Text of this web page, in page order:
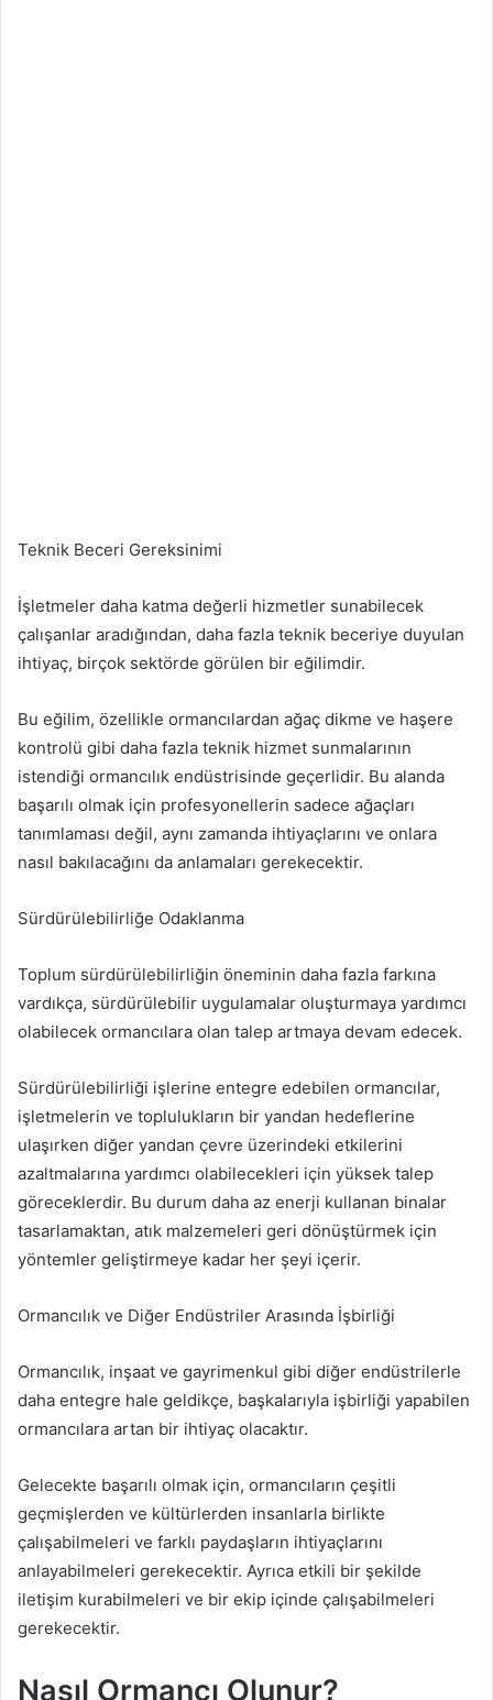
Teknik Beceri Gereksinimi
İşletmeler daha katma değerli hizmetler sunabilecek
çalışanlar aradığından, daha fazla teknik beceriye duyulan
ihtiyaç, birçok sektörde görülen bir eğilimdir.
Bu eğilim, özellikle ormancılardan ağaç dikme ve haşere
kontrolü gibi daha fazla teknik hizmet sunmalarının
istendiği ormancılık endüstrisinde geçerlidir. Bu alanda
başarılı olmak için profesyonellerin sadece ağaçları
tanımlaması değil, aynı zamanda ihtiyaçlarını ve onlara
nasıl bakılacağını da anlamaları gerekecektir.
Sürdürülebilirliğe Odaklanma
Toplum sürdürülebilirliğin öneminin daha fazla farkına
vardıkça, sürdürülebilir uygulamalar oluşturmaya yardımcı
olabilecek ormancılara olan talep artmaya devam edecek.
Sürdürülebilirliği işlerine entegre edebilen ormancılar,
işletmelerin ve toplulukların bir yandan hedeflerine
ulaşırken diğer yandan çevre üzerindeki etkilerini
azaltmalarına yardımcı olabilecekleri için yüksek talep
göreceklerdir. Bu durum daha az enerji kullanan binalar
tasarlamaktan, atık malzemeleri geri dönüştürmek için
yöntemler geliştirmeye kadar her şeyi içerir.
Ormancılık ve Diğer Endüstriler Arasında İşbirliği
Ormancılık, inşaat ve gayrimenkul gibi diğer endüstrilerle
daha entegre hale geldikçe, başkalarıyla işbirliği yapabilen
ormancılara artan bir ihtiyaç olacaktır.
Gelecekte başarılı olmak için, ormancıların çeşitli
geçmişlerden ve kültürlerden insanlarla birlikte
çalışabilmeleri ve farklı paydaşların ihtiyaçlarını
anlayabilmeleri gerekecektir. Ayrıca etkili bir şekilde
iletişim kurabilmeleri ve bir ekip içinde çalışabilmeleri
gerekecektir.
Nasıl Ormancı Olunur?